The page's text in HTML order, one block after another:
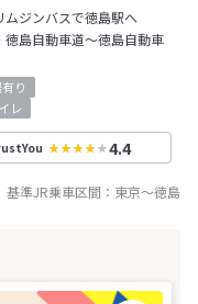
ジンバスで徳島駅へ
島自動車道～徳島自動車
り
レ
4.4
基準JR乗車区間： 東京～徳島